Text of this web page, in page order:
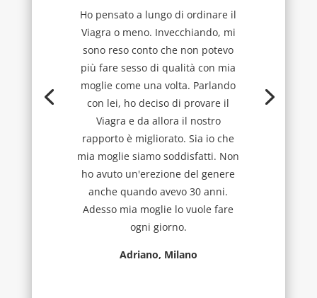
Ho pensato a lungo di ordinare il
Viagra o meno. Invecchiando, mi
sono reso conto che non potevo
più fare sesso di qualità con mia
moglie come una volta. Parlando
con lei, ho deciso di provare il
Viagra e da allora il nostro
rapporto è migliorato. Sia io che
mia moglie siamo soddisfatti. Non
ho avuto un'erezione del genere
anche quando avevo 30 anni.
Adesso mia moglie lo vuole fare
ogni giorno.
Adriano, Milano